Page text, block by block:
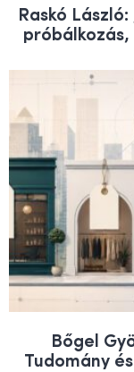
Raskó
próbálkozás,
Bőgel
Tudomány